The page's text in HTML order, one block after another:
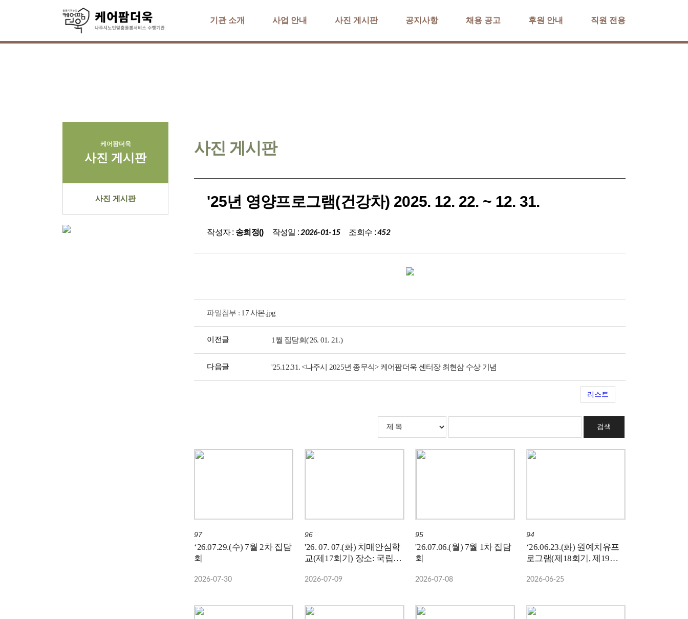
기관 소개 사업 안내 사진 게시판 공지사항 채용 공고 후원 안내 직원 전용
케어팜더욱
사진 게시판
사진 게시판
사진 게시판
'25년 영양프로그램(건강차) 2025. 12. 22. ~ 12. 31.
작성자 : 송희정() 작성일 :2026-01-15 조회수 :452
파일첨부 : 17 사본.jpg
이전글 1월 집담회('26. 01. 21.)
다음글 '25.12.31. <나주시 2025년 종무식> 케어팜더욱 센터장 최현삼 수상 기념
리스트
검색
97
‘26.07.29.(수) 7월 2차 집담
회
2026-07-30
96
'26. 07. 07.(화) 치매안심학
교(제17회기) 장소: 국립나
매안심센터
2026-07-09
95
'26.07.06.(월) 7월 1차 집담
회
2026-07-08
94
‘26.06.23.(화) 원예치유프
로그램(제18회기, 제19회
2026-06-25